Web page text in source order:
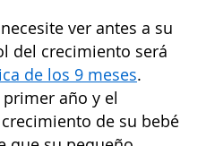
ver antes a su
del crecimiento será
de los 9 meses.
año y el
de su bebé